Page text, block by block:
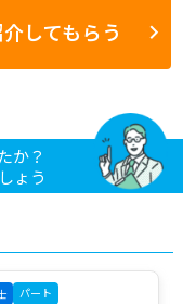
してもらう
か？
ょう
パート